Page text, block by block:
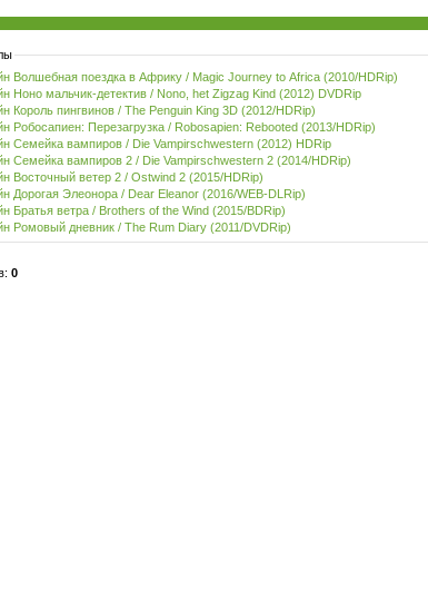
Волшебная поездка в Африку / Magic Journey to Africa (2010/HDRip)
Ноно мальчик-детектив / Nono, het Zigzag Kind (2012) DVDRip
Король пингвинов / The Penguin King 3D (2012/HDRip)
Робосапиен: Перезагрузка / Robosapien: Rebooted (2013/HDRip)
Семейка вампиров / Die Vampirschwestern (2012) HDRip
Семейка вампиров 2 / Die Vampirschwestern 2 (2014/HDRip)
Восточный ветер 2 / Ostwind 2 (2015/HDRip)
Дорогая Элеонора / Dear Eleanor (2016/WEB-DLRip)
Братья ветра / Brothers of the Wind (2015/BDRip)
Ромовый дневник / The Rum Diary (2011/DVDRip)
0